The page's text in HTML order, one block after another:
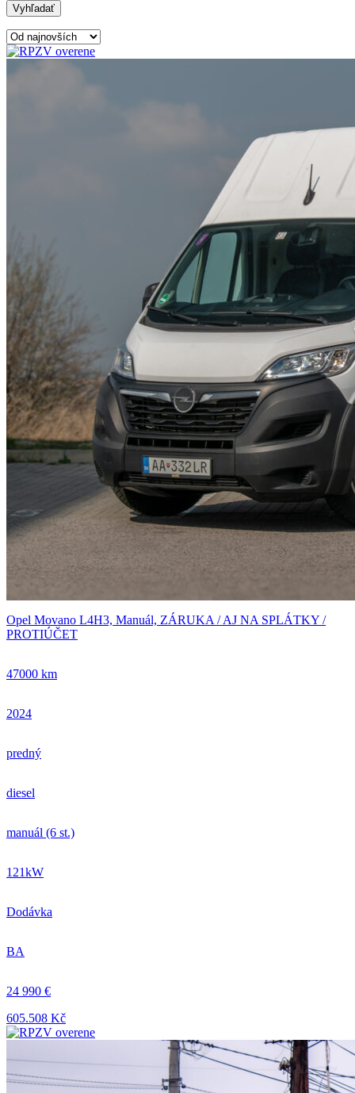
Vyhľadať
Opel Movano L4H3, Manuál, ZÁRUKA / AJ NA SPLÁTKY /
PROTIÚČET
47000 km
2024
predný
diesel
manuál (6 st.)
121kW
Dodávka
BA
24 990 €
605.508 Kč